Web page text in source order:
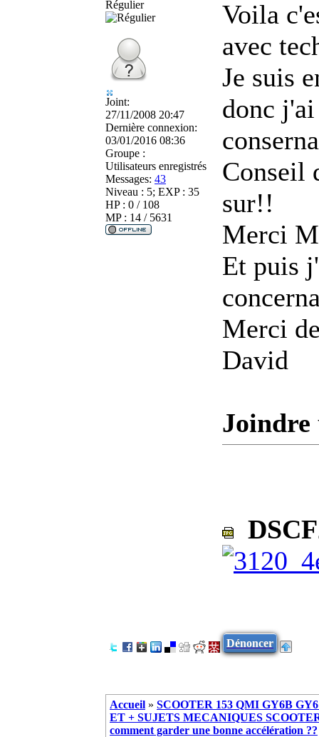
Régulier
Joint:
27/11/2008 20:47
Dernière connexion:
03/01/2016 08:36
Groupe :
Utilisateurs enregistrés
Messages: 43
Niveau : 5; EXP : 35
HP : 0 / 108
MP : 14 / 5631
Voila
avec
Je suis
donc
Conseil
sur!!
Merci
Et puis
Merci
David
Dénoncer
Accueil » SCOOTER 153 QMI GY6B
ET + SUJETS MECANIQUES
comment garder une bonne accélération ??